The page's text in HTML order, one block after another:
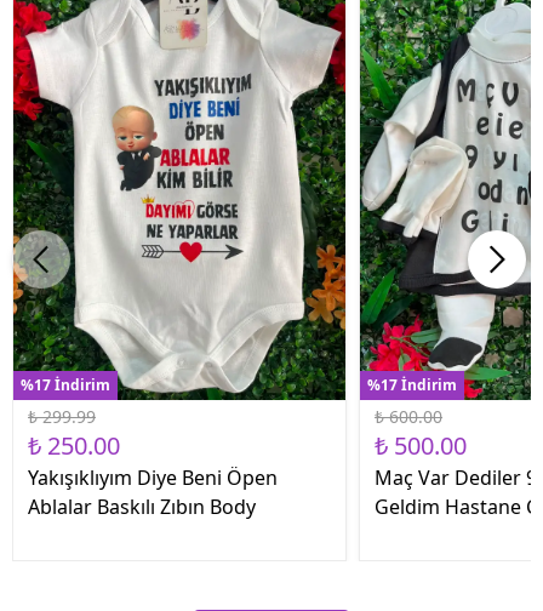
%17 İndirim
₺ 299.99
₺ 250.00
Yakışıklıyım Diye Beni Öpen
Ablalar Baskılı Zıbın Body
%17 İndirim
₺ 600.00
₺ 500.00
Maç Var Dediler 9
Geldim Hastane